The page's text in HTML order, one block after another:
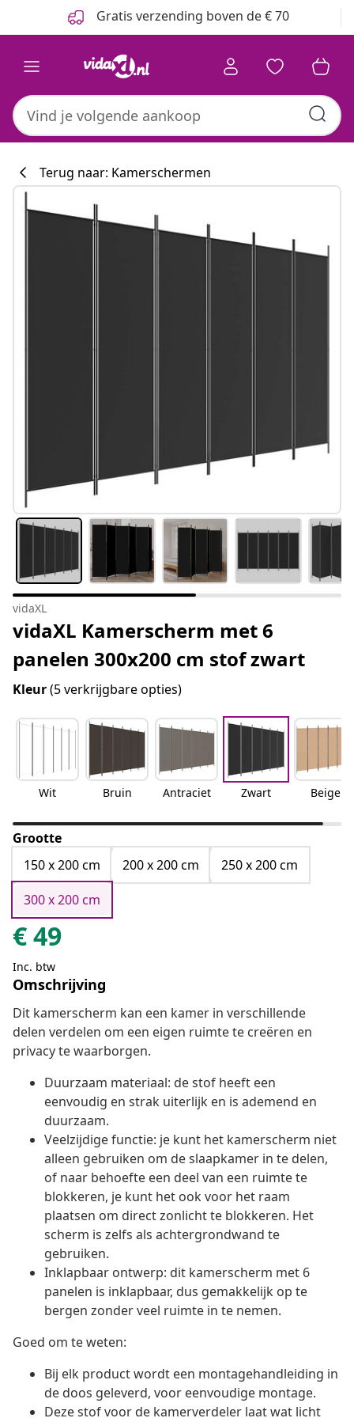
Gratis verzending boven de € 70
Terug naar: Kamerschermen
vidaXL
vidaXL Kamerscherm met 6
panelen 300x200 cm stof zwart
Kleur(5 verkrijgbare opties)
Wit Bruin Antraciet Zwart Beige
Grootte
150 x 200 cm
200 x 200 cm
250 x 200 cm
300 x 200 cm
€49
Inc. btw
Omschrijving
Dit kamerscherm kan een kamer in verschillende
delen verdelen om een eigen ruimte te creëren en
privacy te waarborgen.
Duurzaam materiaal: de stof heeft een
eenvoudig en strak uiterlijk en is ademend en
duurzaam.
Veelzijdige functie: je kunt het kamerscherm niet
alleen gebruiken om de slaapkamer in te delen,
of naar behoefte een deel van een ruimte te
blokkeren, je kunt het ook voor het raam
plaatsen om direct zonlicht te blokkeren. Het
scherm is zelfs als achtergrondwand te
gebruiken.
Inklapbaar ontwerp: dit kamerscherm met 6
panelen is inklapbaar, dus gemakkelijk op te
bergen zonder veel ruimte in te nemen.
Goed om te weten:
Bij elk product wordt een montagehandleiding in
de doos geleverd, voor eenvoudige montage.
Deze stof voor de kamerverdeler laat wat licht